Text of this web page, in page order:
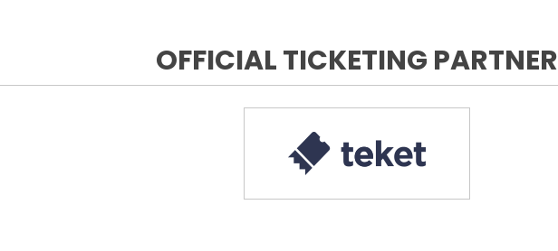
OFFICIAL TICKETING PARTNER